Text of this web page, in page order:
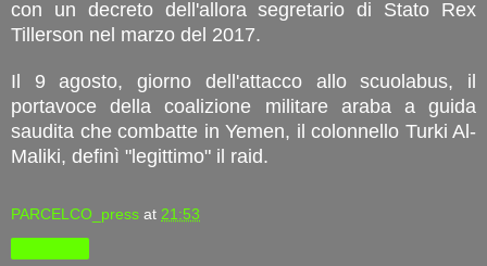
con un decreto dell'allora segretario di Stato Rex
Tillerson nel marzo del 2017.
Il 9 agosto, giorno dell'attacco allo scuolabus, il
portavoce della coalizione militare araba a guida
saudita che combatte in Yemen, il colonnello Turki Al-
Maliki, definì "legittimo" il raid.
PARCELCO_press at 21:53